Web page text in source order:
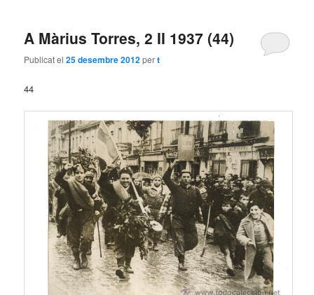
A Màrius Torres, 2 II 1937 (44)
Publicat el25 desembre 2012pert
44